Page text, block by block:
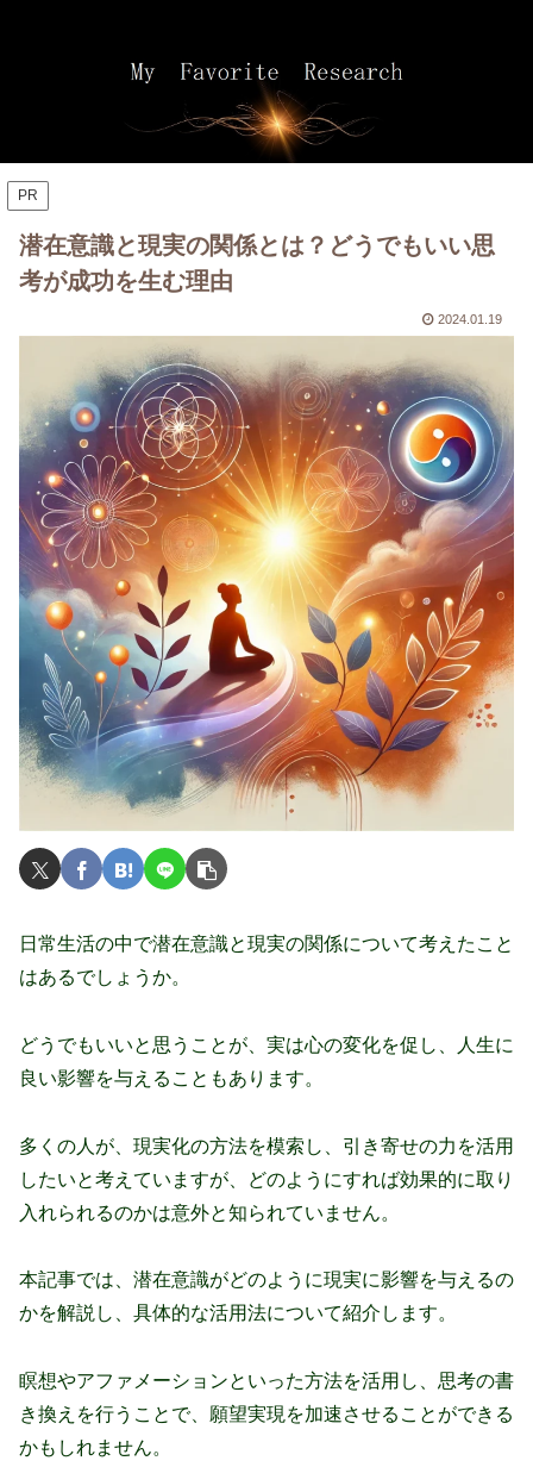
PR
潜在意識と現実の関係とは？どうでもいい思
考が成功を生む理由
2024.01.19
日常生活の中で潜在意識と現実の関係について考えたこと
はあるでしょうか。
どうでもいいと思うことが、実は心の変化を促し、人生に
良い影響を与えることもあります。
多くの人が、現実化の方法を模索し、引き寄せの力を活用
したいと考えていますが、どのようにすれば効果的に取り
入れられるのかは意外と知られていません。
本記事では、潜在意識がどのように現実に影響を与えるの
かを解説し、具体的な活用法について紹介します。
瞑想やアファメーションといった方法を活用し、思考の書
き換えを行うことで、願望実現を加速させることができる
かもしれません。